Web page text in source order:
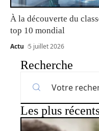
À la découverte du
top 10 mondial
Actu 5 juillet 2026
Recherche
Les plus